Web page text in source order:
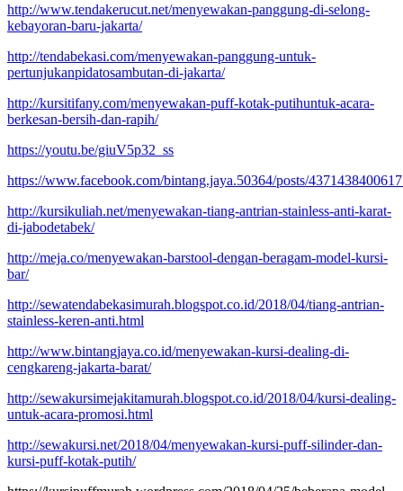
http://www.tendakerucut.net/menyewakan-panggung-di-selong-
kebayoran-baru-jakarta/
http://tendabekasi.com/menyewakan-panggung-untuk-
pertunjukanpidatosambutan-di-jakarta/
http://kursitifany.com/menyewakan-puff-kotak-putihuntuk-acara-
berkesan-bersih-dan-rapih/
https://youtu.be/giuV5p32_ss
https://www.facebook.com/bintang.jaya.50364/posts/
http://kursikuliah.net/menyewakan-tiang-antrian-stainless-anti-karat-
di-jabodetabek/
http://meja.co/menyewakan-barstool-dengan-beragam-model-kursi-
bar/
http://sewatendabekasimurah.blogspot.co.id/2018/04/tiang-antrian-
stainless-keren-anti.html
http://www.bintangjaya.co.id/menyewakan-kursi-dealing-di-
cengkareng-jakarta-barat/
http://sewakursimejakitamurah.blogspot.co.id/2018/04/kursi-dealing-
untuk-acara-promosi.html
http://sewakursi.net/2018/04/menyewakan-kursi-puff-silinder-dan-
kursi-puff-kotak-putih/